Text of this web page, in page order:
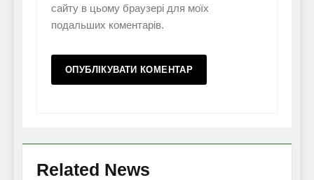
сайту в цьому браузері для моїх
подальших коментарів.
Related News